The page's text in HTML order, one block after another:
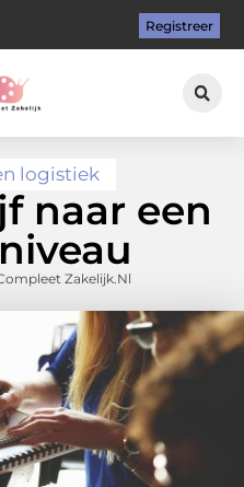
Registreer
logistiek
naar een
Zakelijk.nl